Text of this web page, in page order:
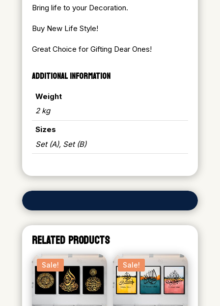
Bring life to your Decoration.
Buy New Life Style!
Great Choice for Gifting Dear Ones!
ADDITIONAL INFORMATION
Weight
2 kg
Sizes
Set (A), Set (B)
RELATED PRODUCTS
Sale! Sale!